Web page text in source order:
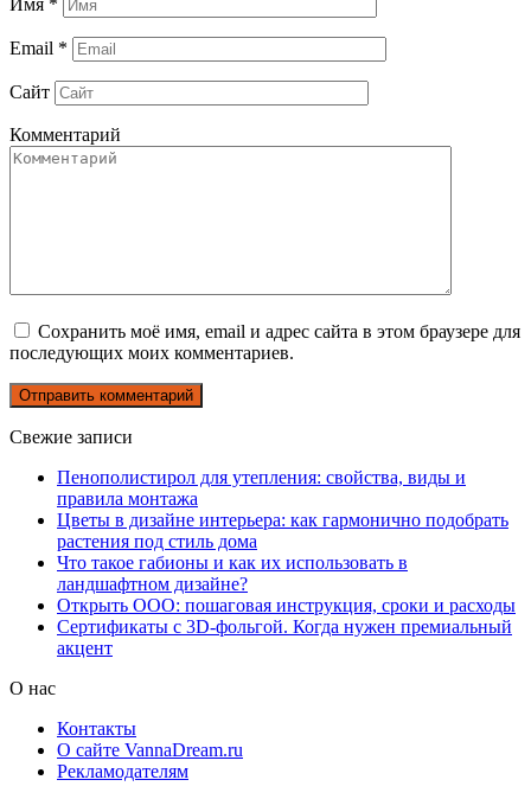
Email *
Сайт
Комментарий
Сохранить моё имя, email и адрес сайта в этом браузере для
последующих моих комментариев.
Свежие записи
Пенополистирол для утепления: свойства, виды и
правила монтажа
Цветы в дизайне интерьера: как гармонично подобрать
растения под стиль дома
Что такое габионы и как их использовать в
ландшафтном дизайне?
Открыть ООО: пошаговая инструкция, сроки и расходы
Сертификаты с 3D-фольгой. Когда нужен премиальный
акцент
О нас
Контакты
О сайте VannaDream.ru
Рекламодателям